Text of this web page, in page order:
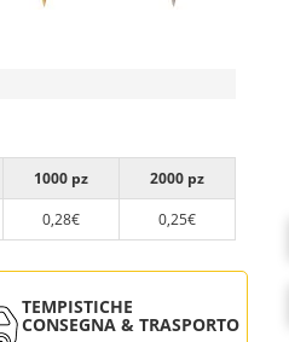
1000 pz
2000 pz
0,28€ 0,25€
TEMPISTICHE
CONSEGNA & TRASPORTO